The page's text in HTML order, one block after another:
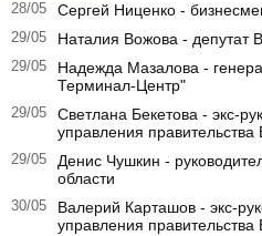
28/05 Сергей Ниценко -
29/05 Наталия Вожова - депутат
29/05
Надежда Мазалова -
Терминал-Центр"
29/05
Светлана Бекетова - экс-
управления правительства
29/05
Денис Чушкин -
области
30/05
Валерий Карташов - экс-
управления правительства